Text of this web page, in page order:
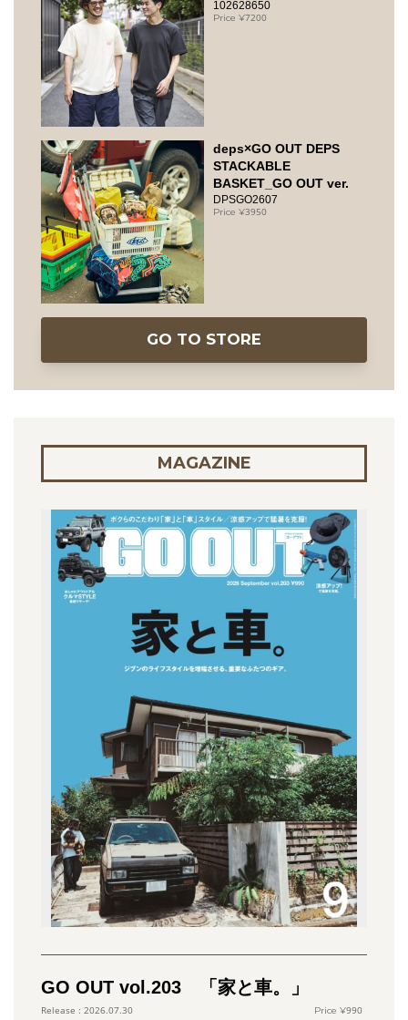
102628650
7200
deps×GO OUT DEPS
STACKABLE
BASKET_GO OUT ver.
DPSGO2607
3950
GO TO STORE
MAGAZINE
GO OUT vol.203 「家と車。」
2026.07.30 990